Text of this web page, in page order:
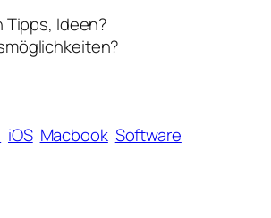
Tipps, Ideen?
iOS Macbook Software